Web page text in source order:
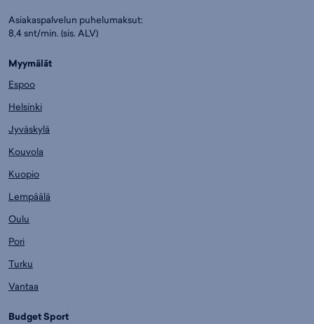
Asiakaspalvelun puhelumaksut:
8,4 snt/min. (sis. ALV)
Myymälät
Espoo
Helsinki
Jyväskylä
Kouvola
Kuopio
Lempäälä
Oulu
Pori
Turku
Vantaa
Budget Sport